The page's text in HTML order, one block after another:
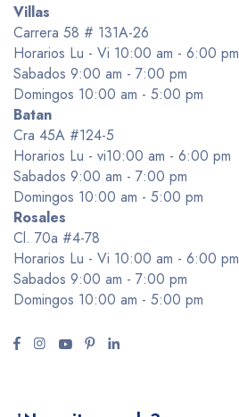
Villas
Carrera 58 # 131A-26
Horarios Lu - Vi 10:00 am - 6:00 pm
Sabados 9:00 am - 7:00 pm
Domingos 10:00 am - 5:00 pm
Batan
Cra 45A #124-5
Horarios Lu - vi10:00 am - 6:00 pm
Sabados 9:00 am - 7:00 pm
Domingos 10:00 am - 5:00 pm
Rosales
Cl. 70a #4-78
Horarios Lu - Vi 10:00 am - 6:00 pm
Sabados 9:00 am - 7:00 pm
Domingos 10:00 am - 5:00 pm